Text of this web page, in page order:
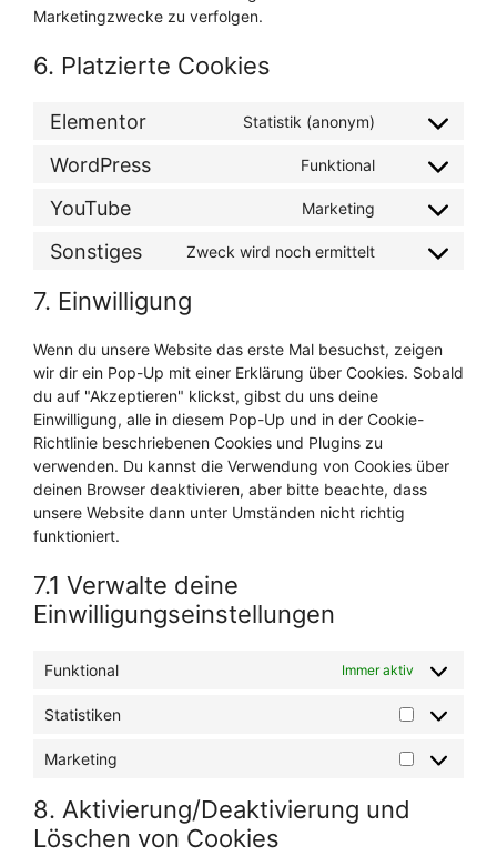
Marketingzwecke zu verfolgen.
6. Platzierte Cookies
Elementor Statistik (anonym)
Consent
service
elementor
WordPress Funktional
Consent
service
wordpress
YouTube Marketing
Consent
service
Sonstiges Zweck wird noch ermittelt
Consent
7. Einwilligung
Wenn du unsere Website das erste Mal besuchst, zeigen
wir dir ein Pop-Up mit einer Erklärung über Cookies. Sobald
du auf "Akzeptieren" klickst, gibst du uns deine
Einwilligung, alle in diesem Pop-Up und in der Cookie-
Richtlinie beschriebenen Cookies und Plugins zu
verwenden. Du kannst die Verwendung von Cookies über
deinen Browser deaktivieren, aber bitte beachte, dass
unsere Website dann unter Umständen nicht richtig
funktioniert.
7.1 Verwalte deine
Einwilligungseinstellungen
Funktional Immer aktiv
Statistiken
Statistiken
Marketing
Marketing
8. Aktivierung/Deaktivierung und
Löschen von Cookies